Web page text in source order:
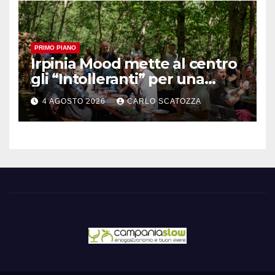
PRIMO PIANO
Irpinia Mood mette al centro
gli “Intolleranti” per una
rivoluzione sostenibile del
cibo
4 AGOSTO 2026 CARLO SCATOZZA